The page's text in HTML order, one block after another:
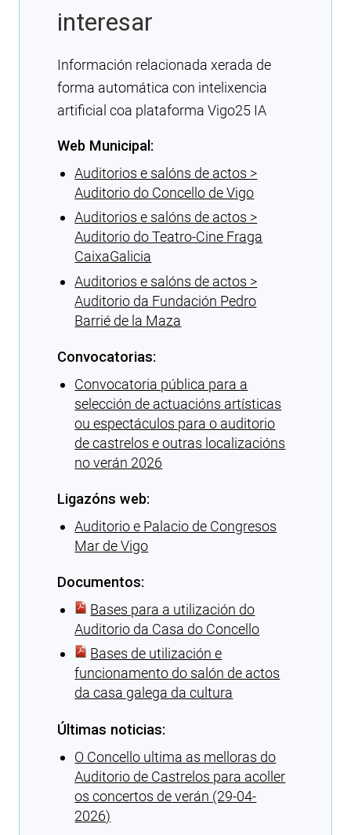
interesar
Información relacionada xerada de
forma automática con intelixencia
artificial coa plataforma Vigo25 IA
Web Municipal:
Auditorios e salóns de actos >
Auditorio do Concello de Vigo
Auditorios e salóns de actos >
Auditorio do Teatro-Cine Fraga
CaixaGalicia
Auditorios e salóns de actos >
Auditorio da Fundación Pedro
Barrié de la Maza
Convocatorias:
Convocatoria pública para a
selección de actuacións artísticas
ou espectáculos para o auditorio
de castrelos e outras localizacións
no verán 2026
Ligazóns web:
Auditorio e Palacio de Congresos
Mar de Vigo
Documentos:
Bases para a utilización do
Auditorio da Casa do Concello
Bases de utilización e
funcionamento do salón de actos
da casa galega da cultura
Últimas noticias:
O Concello ultima as melloras do
Auditorio de Castrelos para acoller
os concertos de verán (29-04-
2026)